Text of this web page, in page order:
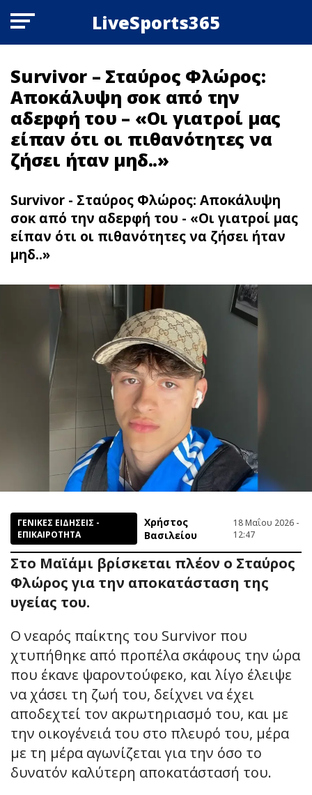
LiveSports365
Survivor – Σταύρος Φλώρος:
Αποκάλυψη σoκ από την
αδεpφή του – «Οι γιατροί μας
είπαν ότι οι πιθανότητες να
ζήσει ήταν μηδ..»
Survivor - Σταύρος Φλώρος: Αποκάλυψη
σoκ από την αδεpφή του - «Οι γιατροί μας
είπαν ότι οι πιθανότητες να ζήσει ήταν
μηδ..»
ΓΕΝΙΚΕΣ ΕΙΔΗΣΕΙΣ -
ΕΠΙΚΑΙΡΟΤΗΤΑ
Χρήστος
Βασιλείου
18 Μαΐου 2026 -
12:47
Στο Μαϊάμι βρίσκεται πλέον ο Σταύρος
Φλώρος για την αποκατάσταση της
υγείας του.
Ο νεαρός παίκτης του Survivor που
χτυπήθηκε από προπέλα σκάφους την ώρα
που έκανε ψαροντούφεκο, και λίγο έλειψε
να χάσει τη ζωή του, δείχνει να έχει
αποδεχτεί τον ακρωτηριασμό του, και με
την οικογένειά του στο πλευρό του, μέρα
με τη μέρα αγωνίζεται για την όσο το
δυνατόν καλύτερη αποκατάστασή του.